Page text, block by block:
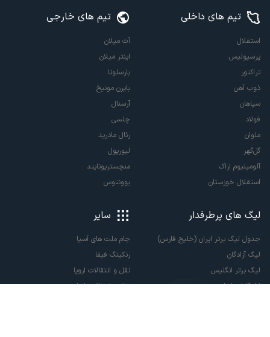
تیم های داخلی
استقلال
پرسپولیس
تراکتور
ذوب آهن
سپاهان
فولاد
ملوان
گل‌گهر
آلومینیوم اراک
استقلال خوزستان
تیم های خارجی
آث میلان
اینتر میلان
بارسلونا
بایرن مونیخ
آرسنال
چلسی
رئال مادرید
لیورپول
منچستریونایتد
یوونتوس
لیگ های پرطرفدار
جدول لیگ برتر ایران (خلیج فارس)
لیگ آزادگان
لیگ برتر انگلیس
لالیگا اسپانیا
سایر
جام ملت های آسیا
رنکینگ فیفا
نقل و انتقالات اروپا
نقل و انتقالات ایران